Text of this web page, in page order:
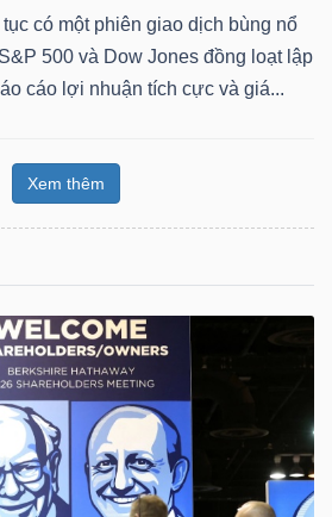
có một phiên giao dịch bùng nổ
500 và Dow Jones đồng loạt lập
cáo lợi nhuận tích cực và giá...
Xem thêm